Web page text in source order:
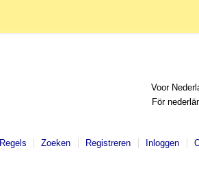
Voor
För
Regels Zoeken Registreren Inloggen